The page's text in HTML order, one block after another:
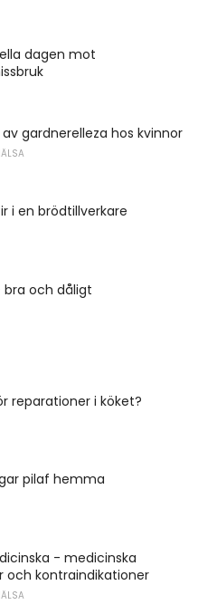
dagen mot
gardnerelleza hos kvinnor
i en brödtillverkare
och dåligt
reparationer i köket?
pilaf hemma
- medicinska
och kontraindikationer